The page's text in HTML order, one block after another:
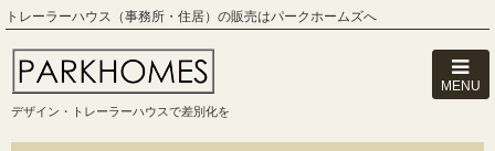
トレーラーハウス（事務所・住居）の販売はパークホームズへ
デザイン・トレーラーハウスで差別化を
MENU